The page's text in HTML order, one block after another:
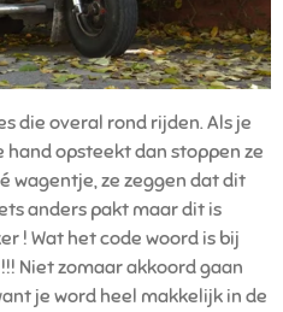
die overal rond rijden. Als je
hand opsteekt dan stoppen ze
wagentje, ze zeggen dat dit
anders pakt maar dit is
! Wat het code woord is bij
Niet zomaar akkoord gaan
je word heel makkelijk in de